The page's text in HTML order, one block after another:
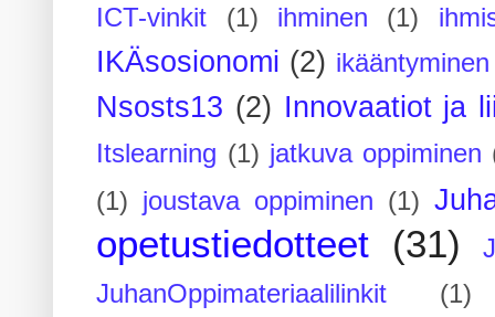
ICT-vinkit
(1) ihminen (1)
IKÄsosionomi (2) ikääntyminen
Nsosts13 (2) Innovaatiot ja
Itslearning (1) jatkuva oppiminen
(1) joustava oppiminen (1)
opetustiedotteet (31)
JuhanOppimateriaalilinkit
(1)